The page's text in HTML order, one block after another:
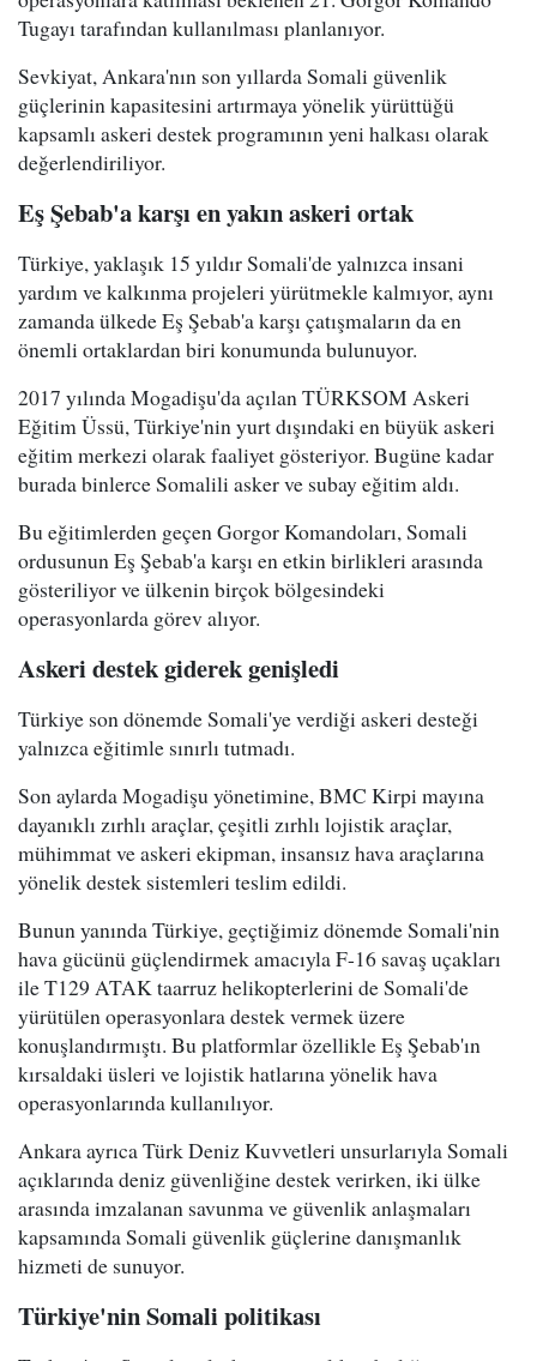
Tugayı tarafından kullanılması planlanıyor.
Sevkiyat, Ankara'nın son yıllarda Somali güvenlik
güçlerinin kapasitesini artırmaya yönelik yürüttüğü
kapsamlı askeri destek programının yeni halkası olarak
değerlendiriliyor.
Eş Şebab'a karşı en yakın askeri ortak
Türkiye, yaklaşık 15 yıldır Somali'de yalnızca insani
yardım ve kalkınma projeleri yürütmekle kalmıyor, aynı
zamanda ülkede Eş Şebab'a karşı çatışmaların da en
önemli ortaklardan biri konumunda bulunuyor.
2017 yılında Mogadişu'da açılan TÜRKSOM Askeri
Eğitim Üssü, Türkiye'nin yurt dışındaki en büyük askeri
eğitim merkezi olarak faaliyet gösteriyor. Bugüne kadar
burada binlerce Somalili asker ve subay eğitim aldı.
Bu eğitimlerden geçen Gorgor Komandoları, Somali
ordusunun Eş Şebab'a karşı en etkin birlikleri arasında
gösteriliyor ve ülkenin birçok bölgesindeki
operasyonlarda görev alıyor.
Askeri destek giderek genişledi
Türkiye son dönemde Somali'ye verdiği askeri desteği
yalnızca eğitimle sınırlı tutmadı.
Son aylarda Mogadişu yönetimine, BMC Kirpi mayına
dayanıklı zırhlı araçlar, çeşitli zırhlı lojistik araçlar,
mühimmat ve askeri ekipman, insansız hava araçlarına
yönelik destek sistemleri teslim edildi.
Bunun yanında Türkiye, geçtiğimiz dönemde Somali'nin
hava gücünü güçlendirmek amacıyla F-16 savaş uçakları
ile T129 ATAK taarruz helikopterlerini de Somali'de
yürütülen operasyonlara destek vermek üzere
konuşlandırmıştı. Bu platformlar özellikle Eş Şebab'ın
kırsaldaki üsleri ve lojistik hatlarına yönelik hava
operasyonlarında kullanılıyor.
Ankara ayrıca Türk Deniz Kuvvetleri unsurlarıyla Somali
açıklarında deniz güvenliğine destek verirken, iki ülke
arasında imzalanan savunma ve güvenlik anlaşmaları
kapsamında Somali güvenlik güçlerine danışmanlık
hizmeti de sunuyor.
Türkiye'nin Somali politikası